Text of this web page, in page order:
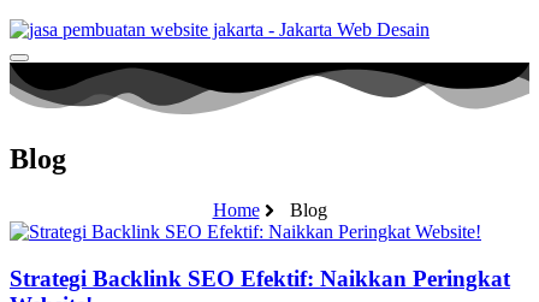
Blog
Home Blog
Strategi Backlink SEO Efektif: Naikkan Peringkat